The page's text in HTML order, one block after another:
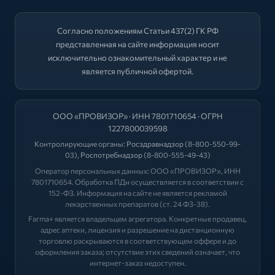
Согласно положениям Статьи 437(2) ГК РФ
представленная на сайте информация носит
исключительно ознакомительный характер и не
является публичной офертой.
ООО «ПРОВИЗОР» · ИНН 7801710654 · ОГРН
1227800039598
Контролирующие органы: Росздравнадзор(8-800-550-99-
03), Роспотребнадзор(8-800-555-49-43)
Оператор персональных данных: ООО «ПРОВИЗОР», ИНН
7801710654. Обработка ПДн осуществляется в соответствии с
152-ФЗ. Информация на сайте не является рекламой
лекарственных препаратов (ст. 24 ФЗ-38).
Farma+ является владельцем агрегатора. Конкретные продавец,
адрес аптеки, лицензия и разрешение на дистанционную
торговлю раскрываются в соответствующем оффере и до
оформления заказа; отсутствие этих сведений означает, что
интернет-заказ недоступен.